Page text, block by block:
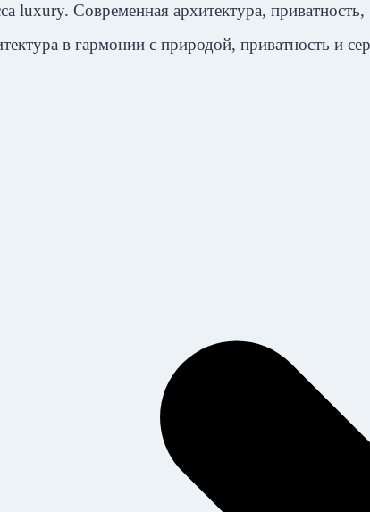
luxury. Современная архитектура,
в гармонии с природой, приватность и